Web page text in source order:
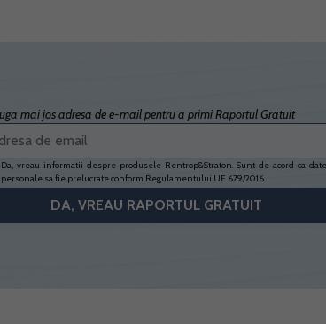
mai jos adresa de e-mail pentru a primi Raportul Gratuit
Da, vreau informatii despre produsele Rentrop&Straton. Sunt de acord ca
personale sa fie prelucrate conform Regulamentului UE 679/2016